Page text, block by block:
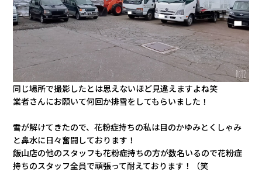
同じ場所で撮影したとは思えないほど見違えますよね笑
業者さんにお願いて何回か排雪をしてもらいました！
雪が解けてきたので、花粉症持ちの私は目のかゆみとくしゃみ
と鼻水に日々奮闘しております！
飯山店の他のスタッフも花粉症持ちの方が数名いるので花粉症
持ちのスタッフ全員で頑張って耐えております！（笑